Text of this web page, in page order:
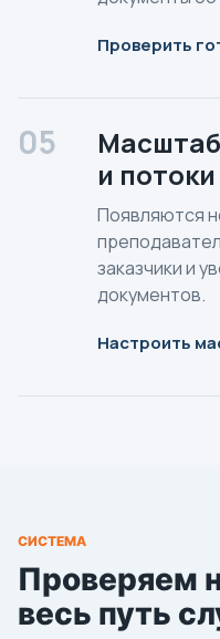
Проверить
05
и потоки
Появляются
заказчики и
документов.
Настроить
СИСТЕМА
Проверяем
весь путь